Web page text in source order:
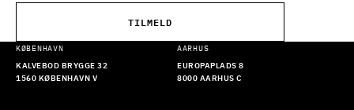
TILMELD
KØBENHAVN
KALVEBOD BRYGGE 32
1560 KØBENHAVN V
AARHUS
EUROPAPLADS 8
8000 AARHUS C